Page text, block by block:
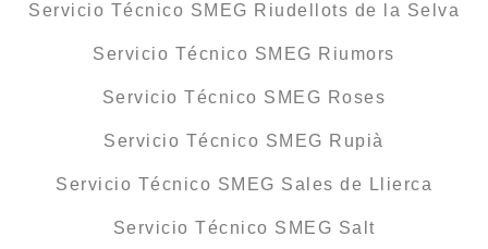
Servicio Técnico SMEG Riudellots de la Selva
Servicio Técnico SMEG Riumors
Servicio Técnico SMEG Roses
Servicio Técnico SMEG Rupià
Servicio Técnico SMEG Sales de Llierca
Servicio Técnico SMEG Salt